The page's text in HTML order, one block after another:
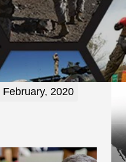
February, 2020